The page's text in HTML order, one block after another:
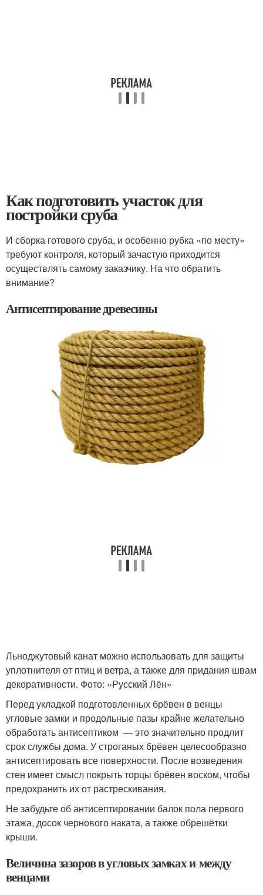
Как подготовить участок для
постройки сруба
И сборка готового сруба, и особенно рубка «по месту»
требуют контроля, который зачастую приходится
осуществлять самому заказчику. На что обратить
внимание?
Антисептирование древесины
Льноджутовый канат можно использовать для защиты
уплотнителя от птиц и ветра, а также для придания швам
декоративности. Фото: «Русский Лён»
Перед укладкой подготовленных брёвен в венцы
угловые замки и продольные пазы крайне желательно
обработать антисептиком — это значительно продлит
срок службы дома. У строганых брёвен целесообразно
антисептировать все поверхности. После возведения
стен имеет смысл покрыть торцы брёвен воском, чтобы
предохранить их от растрескивания.
Не забудьте об антисептировании балок пола первого
этажа, досок чернового наката, а также обрешётки
крыши.
Величина зазоров в угловых замках и между
венцами